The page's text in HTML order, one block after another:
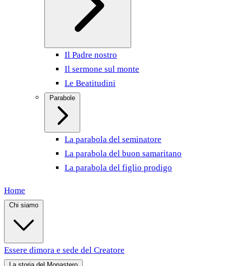
Il Padre nostro
Il sermone sul monte
Le Beatitudini
La parabola del seminatore
La parabola del buon samaritano
La parabola del figlio prodigo
Home
Essere dimora e sede del Creatore